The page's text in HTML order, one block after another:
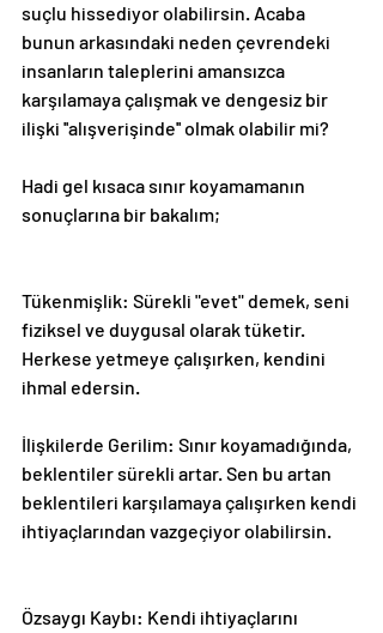
suçlu hissediyor olabilirsin. Acaba
bunun arkasındaki neden çevrendeki
insanların taleplerini amansızca
karşılamaya çalışmak ve dengesiz bir
ilişki ''alışverişinde'' olmak olabilir mi?
Hadi gel kısaca sınır koyamamanın
sonuçlarına bir bakalım;
Tükenmişlik: Sürekli "evet" demek, seni
fiziksel ve duygusal olarak tüketir.
Herkese yetmeye çalışırken, kendini
ihmal edersin.
İlişkilerde Gerilim: Sınır koyamadığında,
beklentiler sürekli artar. Sen bu artan
beklentileri karşılamaya çalışırken kendi
ihtiyaçlarından vazgeçiyor olabilirsin.
Özsaygı Kaybı: Kendi ihtiyaçlarını